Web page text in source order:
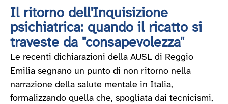
Il ritorno dell'Inquisizione
psichiatrica: quando il ricatto si
traveste da "consapevolezza"
Le recenti dichiarazioni della AUSL di Reggio
Emilia segnano un punto di non ritorno nella
narrazione della salute mentale in Italia,
formalizzando quella che, spogliata dai tecnicismi,